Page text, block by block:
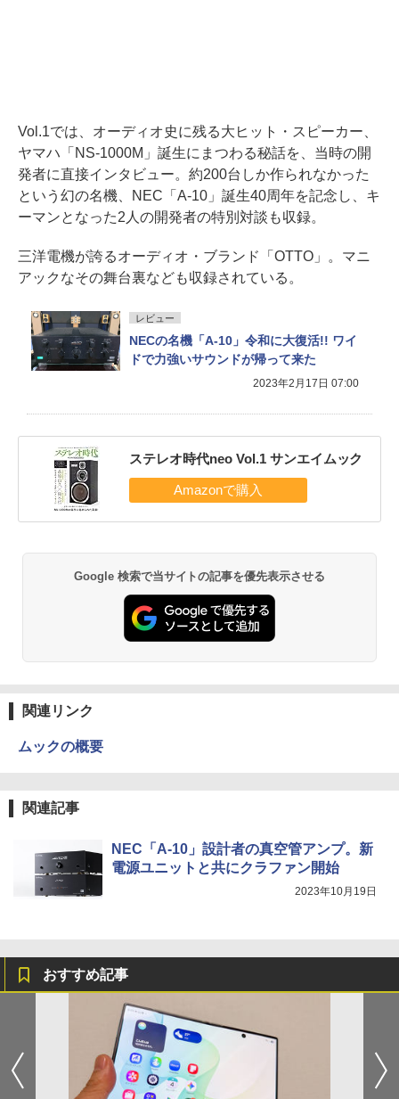
Vol.1では、オーディオ史に残る大ヒット・スピーカー、
ヤマハ「NS-1000M」誕生にまつわる秘話を、当時の開
発者に直接インタビュー。約200台しか作られなかった
という幻の名機、NEC「A-10」誕生40周年を記念し、キ
ーマンとなった2人の開発者の特別対談も収録。
三洋電機が誇るオーディオ・ブランド「OTTO」。マニ
アックなその舞台裏なども収録されている。
レビュー
NECの名機「A-10」令和に大復活!! ワイ
ドで力強いサウンドが帰って来た
2023年2月17日 07:00
ステレオ時代neo Vol.1 サンエイムック
Google 検索で当サイトの記事を優先表示させる
関連リンク
ムックの概要
関連記事
NEC「A-10」設計者の真空管アンプ。新
電源ユニットと共にクラファン開始
2023年10月19日
おすすめ記事